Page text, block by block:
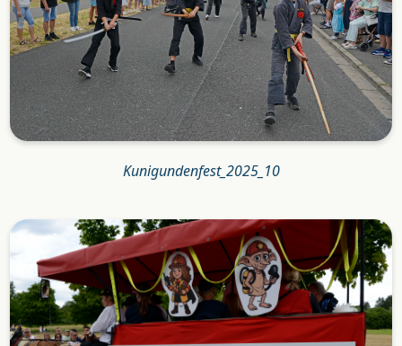
Kunigundenfest_2025_10